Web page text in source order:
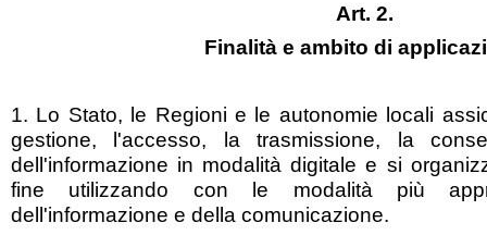
Art. 2.
Finalità e ambito di
1. Lo Stato, le Regioni e le autonomie locali
gestione, l'accesso, la trasmissione, la
dell'informazione in modalità digitale e si
fine utilizzando con le modalità più
dell'informazione e della comunicazione.